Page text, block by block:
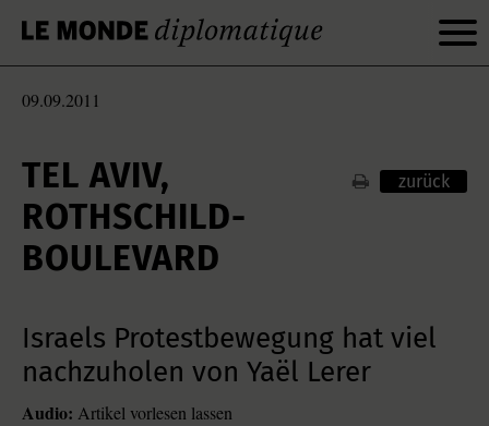
09.09.2011
TEL AVIV,
ROTHSCHILD-
BOULEVARD
zurück
Israels Protestbewegung hat viel
nachzuholen von Yaël Lerer
Audio: Artikel vorlesen lassen